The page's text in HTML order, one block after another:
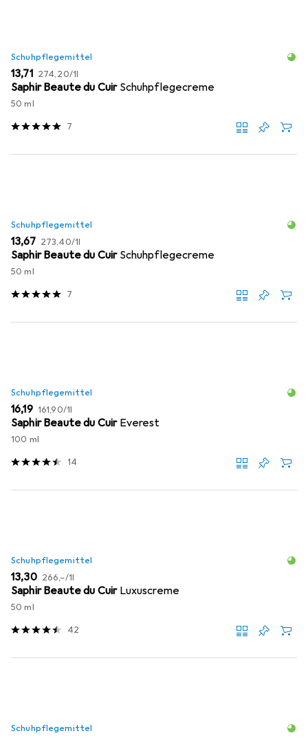
Schuhpflegemittel
EUR
13,71 EUR
274,20/1l
Saphir Beaute du Cuir Schuhpflegecreme
50 ml
7
Schuhpflegemittel
EUR
13,67 EUR
273,40/1l
Saphir Beaute du Cuir Schuhpflegecreme
50 ml
7
Schuhpflegemittel
EUR
16,19 EUR
161,90/1l
Saphir Beaute du Cuir Everest
100 ml
14
Schuhpflegemittel
EUR
13,30 EUR
266,–/1l
Saphir Beaute du Cuir Luxuscreme
50 ml
42
Schuhpflegemittel